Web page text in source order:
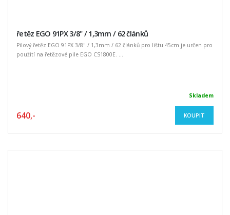
řetěz EGO 91PX 3/8" / 1,3mm / 62 článků
Pilový řetěz EGO 91PX 3/8" / 1,3mm / 62 článků pro lištu 45cm je určen pro
použití na řetězové pile EGO CS1800E. ...
Skladem
640,- KOUPIT